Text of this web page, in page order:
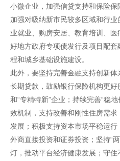
小微企业，加强信贷支持和保险保
加强对吸纳新市民较多区域和行
业就业、购房安居、教育培训、
好地方政府专项债发行及项目配
程和城乡基础设施建设。
此外，要坚持完善金融支持创新
长期贷款，鼓励银行保险机构更
和“专精特新”企业；持续完善“稳
效机制，支持改善和刚性住房需
发展；积极支持资本市场平稳运
外商直接投资和证券投资；坚持“
灯，推动平台经济健康发展；守住